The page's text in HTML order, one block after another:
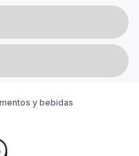
y bebidas